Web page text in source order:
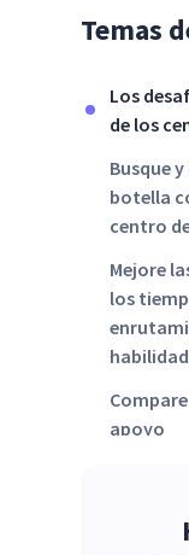
Temas
Los
de los
Busque
botella
centro
Mejore
los
apoyo
minuto